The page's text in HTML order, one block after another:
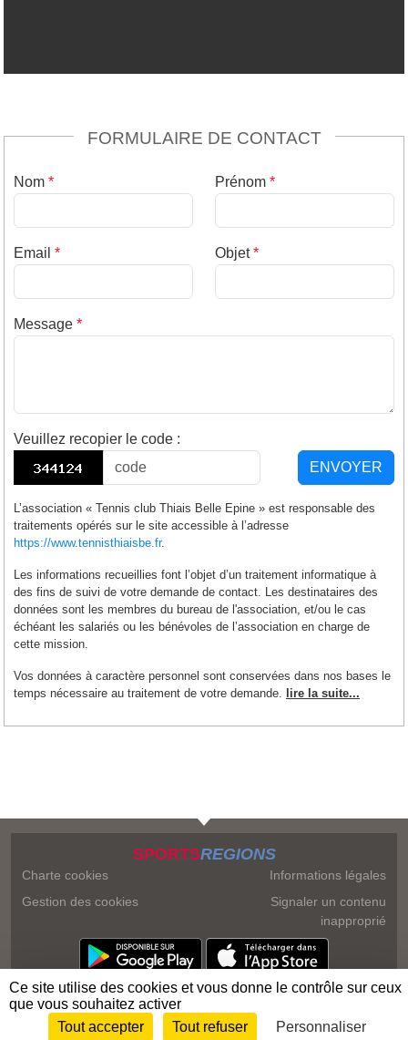
FORMULAIRE DE CONTACT
Nom * Prénom *
Email * Objet*
Message *
Veuillez recopier le code :
ENVOYER
L’association « Tennis club Thiais Belle Epine » est responsable des
traitements opérés sur le site accessible à l’adresse
https://www.tennisthiaisbe.fr.
Les informations recueillies font l’objet d’un traitement informatique à
des fins de suivi de votre demande de contact. Les destinataires des
données sont les membres du bureau de l'association, et/ou le cas
échéant les salariés ou les bénévoles de l’association en charge de
cette mission.
Vos données à caractère personnel sont conservées dans nos bases le
temps nécessaire au traitement de votre demande. lire la suite...
SPORTSREGIONS
Charte cookies
Gestion des cookies
Informations légales
Signaler un contenu
inapproprié
Envie de participer ? Connexion
Ce site utilise des cookies et vous donne le contrôle sur ceux
que vous souhaitez activer
Tout accepter
Tout refuser Personnaliser